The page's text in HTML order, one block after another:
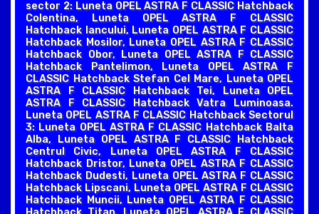
sector 2: Luneta OPEL ASTRA F CLASSIC Hatchback
Colentina, Luneta OPEL ASTRA F CLASSIC
Hatchback Iancului, Luneta OPEL ASTRA F CLASSIC
Hatchback Mosilor, Luneta OPEL ASTRA F CLASSIC
Hatchback Obor, Luneta OPEL ASTRA F CLASSIC
Hatchback Pantelimon, Luneta OPEL ASTRA F
CLASSIC Hatchback Stefan Cel Mare, Luneta OPEL
ASTRA F CLASSIC Hatchback Tei, Luneta OPEL
ASTRA F CLASSIC Hatchback Vatra Luminoasa.
Luneta OPEL ASTRA F CLASSIC Hatchback Sectorul
3: Luneta OPEL ASTRA F CLASSIC Hatchback Balta
Alba, Luneta OPEL ASTRA F CLASSIC Hatchback
Centrul Civic, Luneta OPEL ASTRA F CLASSIC
Hatchback Dristor, Luneta OPEL ASTRA F CLASSIC
Hatchback Dudesti, Luneta OPEL ASTRA F CLASSIC
Hatchback Lipscani, Luneta OPEL ASTRA F CLASSIC
Hatchback Muncii, Luneta OPEL ASTRA F CLASSIC